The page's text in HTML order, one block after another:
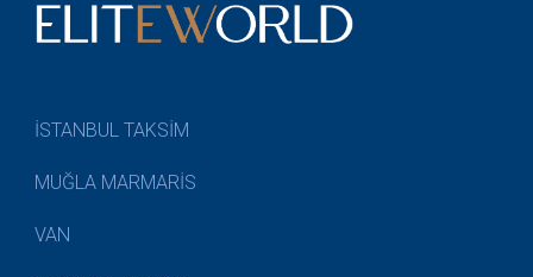
İSTANBUL TAKSİM
MUĞLA MARMARİS
VAN